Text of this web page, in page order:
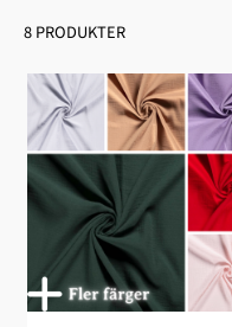
8 PRODUKTER